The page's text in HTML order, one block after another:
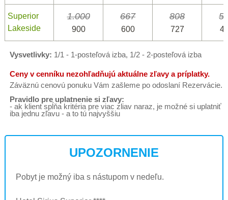
Superior
Lakeside
1.000
900
667
600
808
727
Vysvetlivky: 1/1 - 1-posteľová izba, 1/2 - 2-posteľová izba
Ceny v cenníku nezohľadňujú aktuálne zľavy a príplatky.
Záväznú cenovú ponuku Vám zašleme po odoslaní Rezervácie.
Pravidlo pre uplatnenie si zľavy:
- ak klient spĺňa kritéria pre viac zliav naraz, je možné si uplatniť
iba jednu zľavu - a to tú najvyššiu
UPOZORNENIE
Pobyt je možný iba s nástupom v nedeľu.